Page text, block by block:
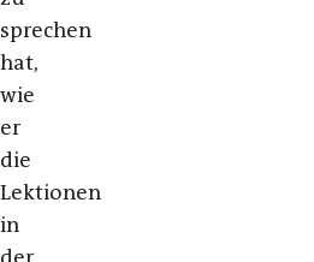
sprechen
hat,
wie
er
die
Lektionen
in